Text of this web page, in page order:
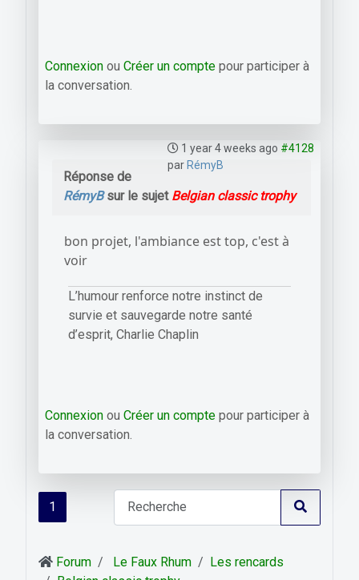
Connexion ou Créer un compte pour participer à
la conversation.
1 year 4 weeks ago #4128
parRémyB
Réponse de
RémyBsur le sujet Belgian classic trophy
bon projet, l'ambiance est top, c'est à
voir
L’humour renforce notre instinct de
survie et sauvegarde notre santé
d’esprit, Charlie Chaplin
Connexion ou Créer un compte pour participer à
la conversation.
1
Forum Le Faux Rhum
Les rencards